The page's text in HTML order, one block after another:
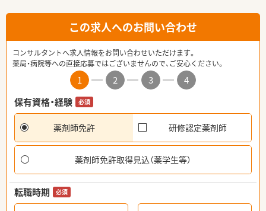
この求人へのお問い合わせ
コンサルタントへ求人情報をお問い合わせいただけます。
薬局・病院等への直接応募ではございませんので、ご安心ください。
1 2 3
4
保有資格・経験
必須
薬剤師免許 研修認定薬剤師
薬剤師免許取得見込（薬学生等）
転職時期 必須